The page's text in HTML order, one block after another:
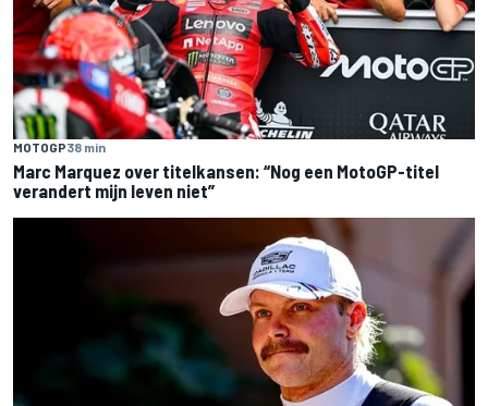
MOTOGP38 min
Marc Marquez over titelkansen: “Nog een MotoGP-titel
verandert mijn leven niet”